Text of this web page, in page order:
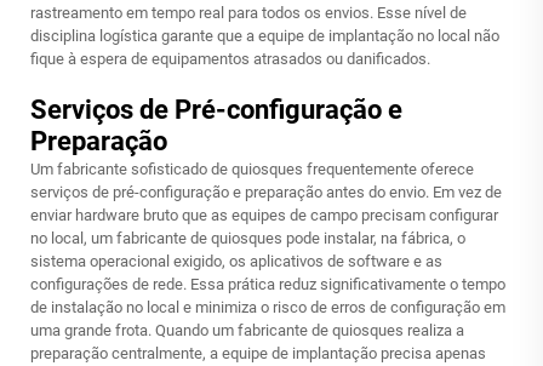
rastreamento em tempo real para todos os envios. Esse nível de
disciplina logística garante que a equipe de implantação no local não
fique à espera de equipamentos atrasados ou danificados.
Serviços de Pré-configuração e
Preparação
Um fabricante sofisticado de quiosques frequentemente oferece
serviços de pré-configuração e preparação antes do envio. Em vez de
enviar hardware bruto que as equipes de campo precisam configurar
no local, um fabricante de quiosques pode instalar, na fábrica, o
sistema operacional exigido, os aplicativos de software e as
configurações de rede. Essa prática reduz significativamente o tempo
de instalação no local e minimiza o risco de erros de configuração em
uma grande frota. Quando um fabricante de quiosques realiza a
preparação centralmente, a equipe de implantação precisa apenas